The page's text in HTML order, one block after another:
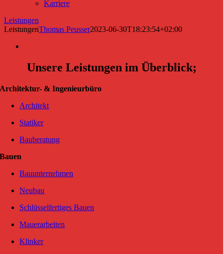
Karriere
Leistungen
LeistungenThomas Peusser2023-06-30T18:23:54+02:00
Unsere Leistungen im Überblick;
Architektur- & Ingenieurbüro
Architekt
Statiker
Bauberatung
Bauen
Bauunternehmen
Neubau
Schlüsselfertiges Bauen
Mauerarbeiten
Klinker